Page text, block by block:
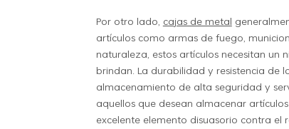
Por otro lado, cajas de metal
artículos como armas de fuego,
naturaleza, estos artículos necesitan
brindan. La durabilidad y resistencia de
almacenamiento de alta seguridad y
aquellos que desean almacenar
excelente elemento disuasorio contra